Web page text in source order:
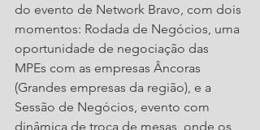
do evento de Network Bravo, com dois
momentos: Rodada de Negócios, uma
oportunidade de negociação das
MPEs com as empresas Âncoras
(Grandes empresas da região), e a
Sessão de Negócios, evento com
dinâmica de troca de mesas, onde os